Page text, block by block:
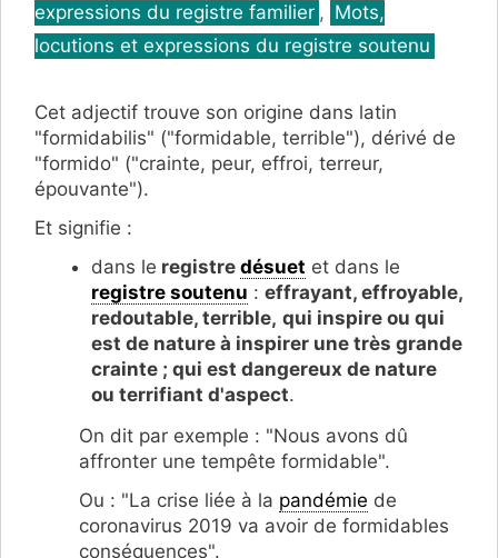
expressions du registre familier , Mots,
locutions et expressions du registre soutenu
Cet adjectif trouve son origine dans latin
"formidabilis" ("formidable, terrible"), dérivé de
"formido" ("crainte, peur, effroi, terreur,
épouvante").
Et signifie :
dans le registre désuet et dans le
registre soutenu : effrayant, effroyable,
redoutable, terrible, qui inspire ou qui
est de nature à inspirer une très grande
crainte ; qui est dangereux de nature
ou terrifiant d'aspect.
On dit par exemple : "Nous avons dû
affronter une tempête formidable".
Ou : "La crise liée à la pandémie de
coronavirus 2019 va avoir de formidables
conséquences".